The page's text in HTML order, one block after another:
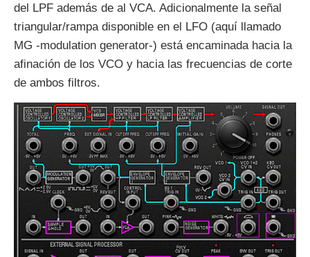
del LPF además de al VCA. Adicionalmente la señal
triangular/rampa disponible en el LFO (aquí llamado
MG -modulation generator-) está encaminada hacia la
afinación de los VCO y hacia las frecuencias de corte
de ambos filtros.